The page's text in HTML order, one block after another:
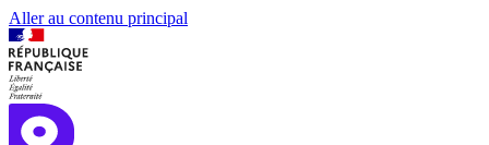
Aller au contenu principal